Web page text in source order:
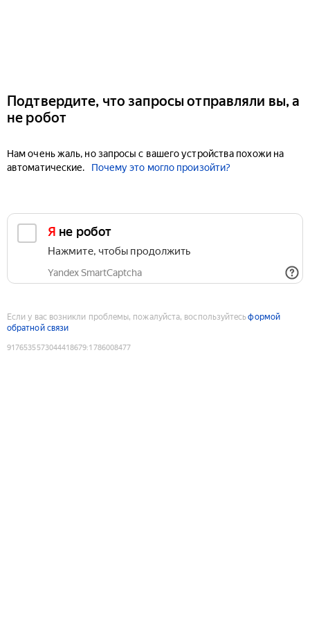
Подтвердите, что запросы отправляли вы, а
не робот
Нам очень жаль, но запросы с вашего устройства похожи на
автоматические.
Почему это могло произойти?
Я не робот
Нажмите, чтобы продолжить
Yandex SmartCaptcha
Если у вас возникли проблемы, пожалуйста, воспользуйтесьформой
обратной связи
9176535573044418679:1786008477